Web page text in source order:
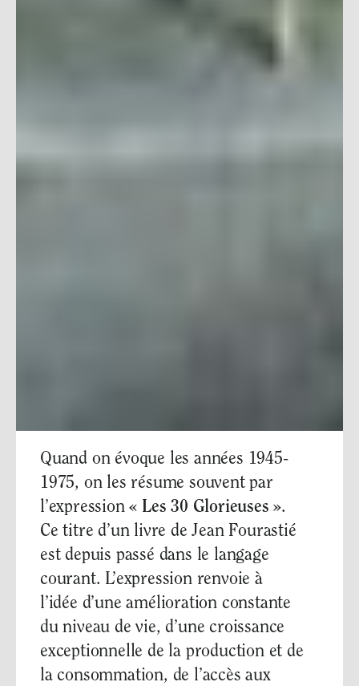
Quand on évoque les années 1945-
1975, on les résume souvent par
l’expression« Les 30 Glorieuses ».
Ce titre d’un livre de Jean Fourastié
est depuis passé dans le langage
courant. L’expression renvoie à
l’idée d’une amélioration constante
du niveau de vie, d’une croissance
exceptionnelle de la production et de
la consommation, de l’accès aux